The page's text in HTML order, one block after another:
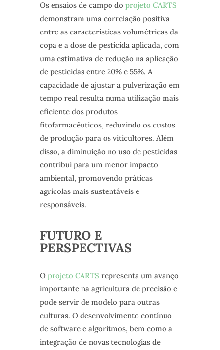
Os ensaios de campo do projeto CARTS
demonstram uma correlação positiva
entre as características volumétricas da
copa e a dose de pesticida aplicada, com
uma estimativa de redução na aplicação
de pesticidas entre 20% e 55%. A
capacidade de ajustar a pulverização em
tempo real resulta numa utilização mais
eficiente dos produtos
fitofarmacêuticos, reduzindo os custos
de produção para os viticultores. Além
disso, a diminuição no uso de pesticidas
contribui para um menor impacto
ambiental, promovendo práticas
agrícolas mais sustentáveis e
responsáveis.
FUTURO E
PERSPECTIVAS
O projeto CARTS representa um avanço
importante na agricultura de precisão e
pode servir de modelo para outras
culturas. O desenvolvimento contínuo
de software e algoritmos, bem como a
integração de novas tecnologias de